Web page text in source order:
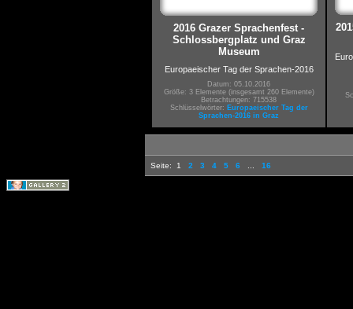
2016 Grazer Sprachenfest -
Schlossbergplatz und Graz
Museum
Europaeischer Tag der Sprachen-2016
Datum: 05.10.2016
Größe: 3 Elemente (insgesamt 260 Elemente)
Betrachtungen: 715538
Schlüsselwörter: Europaeischer Tag der
Sprachen-2016 in Graz
Seite: 1 2 3 4 5 6 16